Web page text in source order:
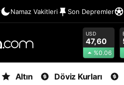
Namaz Vakitleri Son Depremler
USD
47,60
%0.06
Altın Döviz Kurları